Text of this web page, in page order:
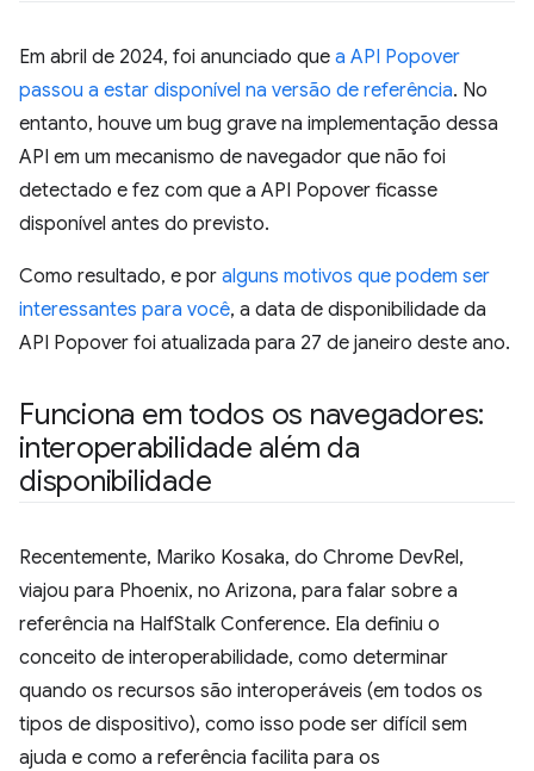
Em abril de 2024, foi anunciado que a API Popover
passou a estar disponível na versão de referência. No
entanto, houve um bug grave na implementação dessa
API em um mecanismo de navegador que não foi
detectado e fez com que a API Popover ficasse
disponível antes do previsto.
Como resultado, e por alguns motivos que podem ser
interessantes para você, a data de disponibilidade da
API Popover foi atualizada para 27 de janeiro deste ano.
Funciona em todos os navegadores:
interoperabilidade além da
disponibilidade
Recentemente, Mariko Kosaka, do Chrome DevRel,
viajou para Phoenix, no Arizona, para falar sobre a
referência na HalfStalk Conference. Ela definiu o
conceito de interoperabilidade, como determinar
quando os recursos são interoperáveis (em todos os
tipos de dispositivo), como isso pode ser difícil sem
ajuda e como a referência facilita para os